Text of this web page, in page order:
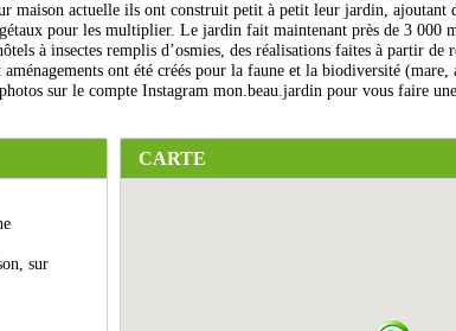
maison actuelle ils ont construit petit à petit leur jardin, ajoutant
pour les multiplier. Le jardin fait maintenant près de 3 000
à insectes remplis d’osmies, des réalisations faites à partir
aménagements ont été créés pour la faune et la biodiversité
sur le compte Instagram mon.beau.jardin pour vous faire
sur
CARTE